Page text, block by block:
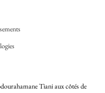
Tiani aux côtés de